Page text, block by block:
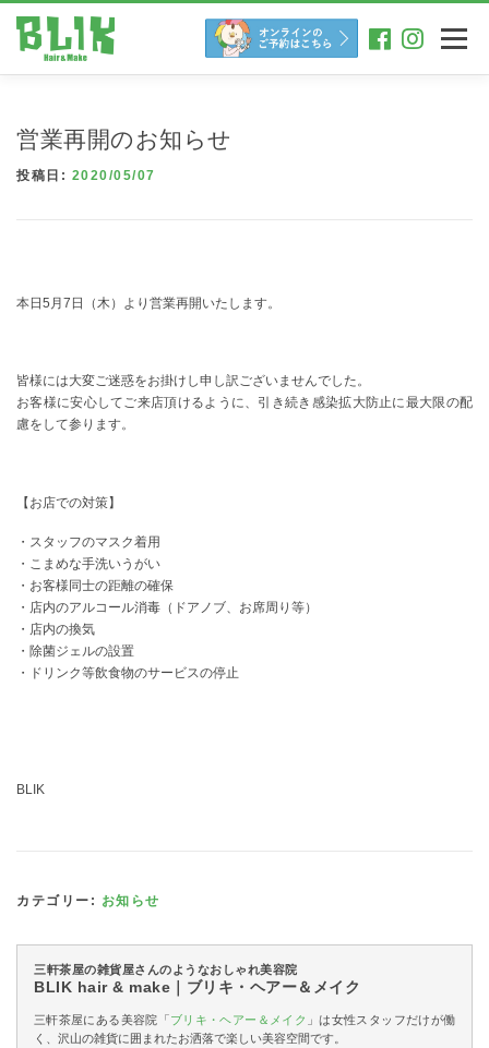
ン
メニュー
営業再開のお知らせ
投稿日: 2020/05/07
本日5月7日（木）より営業再開いたします。
皆様には大変ご迷惑をお掛けし申し訳ございませんでした。
お客様に安心してご来店頂けるように、引き続き感染拡大防止に最大限の配
慮をして参ります。
【お店での対策】
・スタッフのマスク着用
・こまめな手洗いうがい
・お客様同士の距離の確保
・店内のアルコール消毒（ドアノブ、お席周り等）
・店内の換気
・除菌ジェルの設置
・ドリンク等飲食物のサービスの停止
BLIK
カテゴリー: お知らせ
三軒茶屋の雑貨屋さんのようなおしゃれ美容院
BLIK hair & make｜ブリキ・ヘアー＆メイク
三軒茶屋にある美容院「ブリキ・ヘアー＆メイク 」は女性スタッフだけが働
く、沢山の雑貨に囲まれたお洒落で楽しい美容空間です。